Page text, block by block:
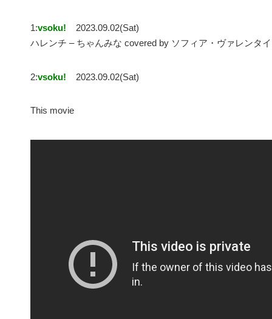
1:vsoku!
2023.09.02(Sat)
ハレンチ – ちゃんみな covered by ソフィア・ヴァレンタ
2:vsoku! 2023.09.02(Sat)
This movie